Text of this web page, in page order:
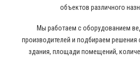
объектов различного
Мы работаем с оборудованием
производителей и подбираем решения
здания, площади помещений,